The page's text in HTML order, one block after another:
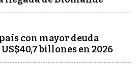
país con mayor deuda
billones en 2026